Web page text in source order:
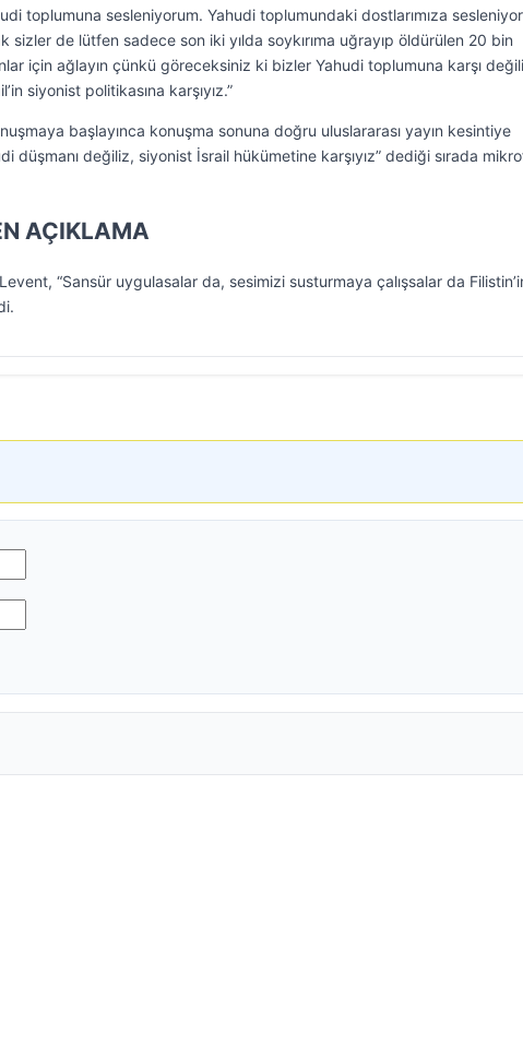
toplumuna sesleniyorum. Yahudi toplumundaki dostlarımıza
sizler de lütfen sadece son iki yılda soykırıma uğrayıp öldürülen 20 bin
için ağlayın çünkü göreceksiniz ki bizler Yahudi toplumuna karşı
siyonist politikasına karşıyız.”
başlayınca konuşma sonuna doğru uluslararası yayın kesintiye
düşmanı değiliz, siyonist İsrail hükümetine karşıyız” dediği sırada
AÇIKLAMA
“Sansür uygulasalar da, sesimizi susturmaya çalışsalar da